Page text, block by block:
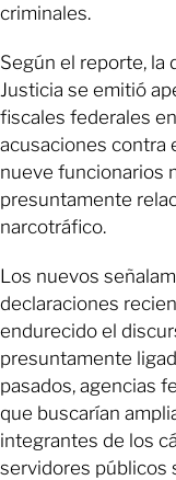
criminales.
Según el reporte, la
Justicia se emitió
fiscales federales
acusaciones contra
nueve funcionarios
presuntamente
narcotráfico.
Los nuevos
declaraciones
endurecido el
presuntamente
pasados, agencias
que buscarían
integrantes de los
servidores públicos